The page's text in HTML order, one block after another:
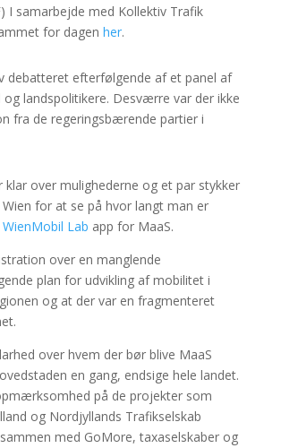
I samarbejde med Kollektiv Trafik
for dagen her.
debatteret efterfølgende af et panel af
og landspolitikere. Desværre var der ikke
fra de regeringsbærende partier i
klar over mulighederne og et par stykker
for at se på hvor langt man er
WienMobil Lab app for MaaS.
over en manglende
plan for udvikling af mobilitet i
og at der var en fragmenteret
over hvem der bør blive MaaS
en gang, endsige hele landet.
på de projekter som
og Nordjyllands Trafikselskab
med GoMore, taxaselskaber og